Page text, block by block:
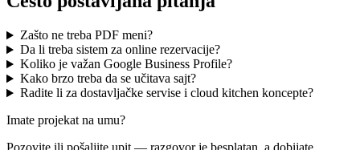
Zašto ne treba PDF meni?
Da li treba sistem za online rezervacije?
Koliko je važan Google Business Profile?
Kako brzo treba da se učitava sajt?
Radite li za dostavljačke servise i cloud kitchen koncepte?
Imate projekat na umu?